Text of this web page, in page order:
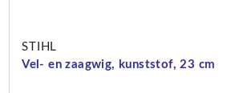
STIHL
Vel- en zaagwig, kunststof, 23 cm